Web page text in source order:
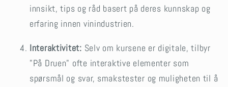
innsikt, tips og råd basert på deres kunnskap og
erfaring innen vinindustrien.
Interaktivitet: Selv om kursene er digitale, tilbyr
"På Druen" ofte interaktive elementer som
spørsmål og svar, smakstester og muligheten til å